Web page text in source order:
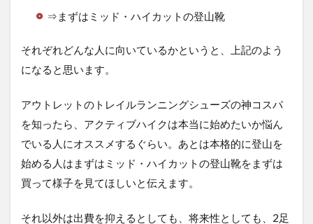
⇒まずはミッド・ハイカットの登山靴
それぞれどんな人に向いているかというと、上記のよう
になると思います。
アウトレットのトレイルランニングシューズの神コスパ
を知ったら、アクティブハイクは本当に始めたいか悩ん
でいる人にオススメするぐらい。あとは本格的に登山を
始める人はまずはミッド・ハイカットの登山靴をまずは
買って様子を見てほしいと伝えます。
それ以外は出費を抑えるとしても、将来性としても、2足